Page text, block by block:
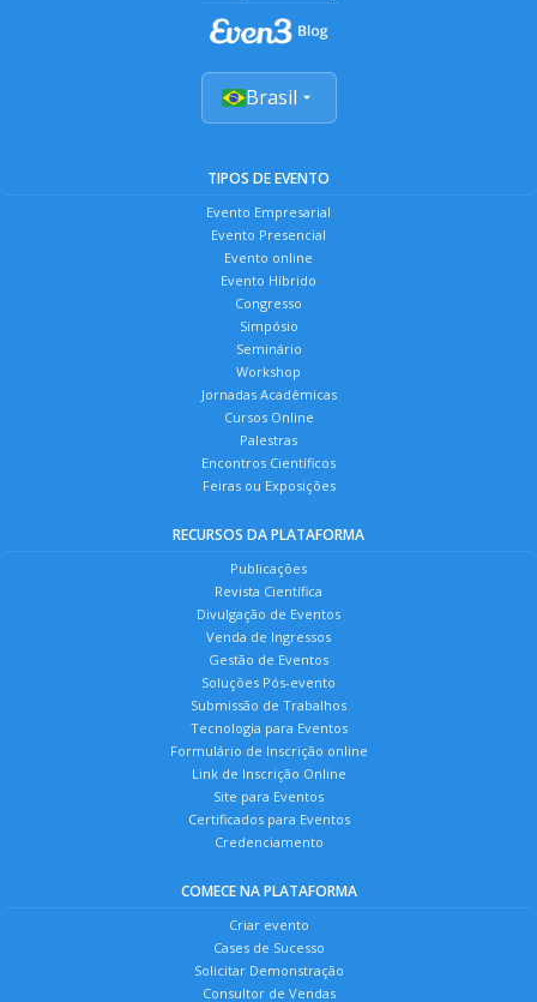
Brasil
TIPOS DE EVENTO
Evento Empresarial
Evento Presencial
Evento online
Evento Híbrido
Congresso
Simpósio
Seminário
Workshop
Jornadas Acadêmicas
Cursos Online
Palestras
Encontros Científicos
Feiras ou Exposições
RECURSOS DA PLATAFORMA
Publicações
Revista Científica
Divulgação de Eventos
Venda de Ingressos
Gestão de Eventos
Soluções Pós-evento
Submissão de Trabalhos
Tecnologia para Eventos
Formulário de Inscrição online
Link de Inscrição Online
Site para Eventos
Certificados para Eventos
Credenciamento
COMECE NA PLATAFORMA
Criar evento
Cases de Sucesso
Solicitar Demonstração
Consultor de Vendas